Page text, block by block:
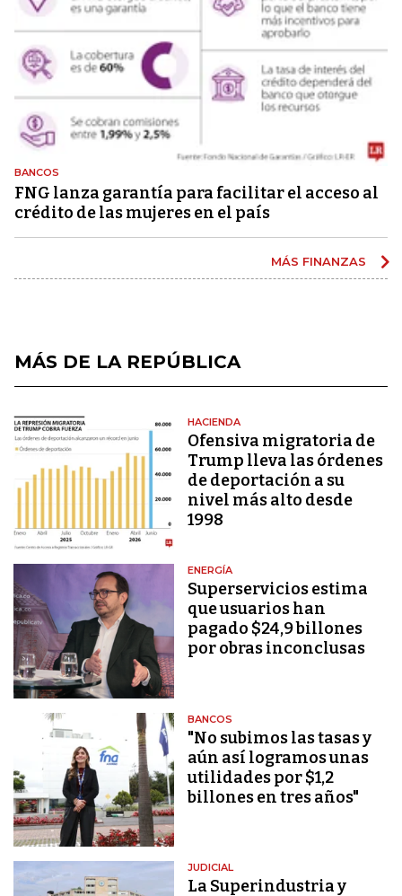
BANCOS
FNG lanza garantía para facilitar el acceso al
crédito de las mujeres en el país
MÁS FINANZAS
MÁS DE LA REPÚBLICA
HACIENDA
Ofensiva migratoria de
Trump lleva las órdenes
de deportación a su
nivel más alto desde
1998
ENERGÍA
Superservicios estima
que usuarios han
pagado $24,9 billones
por obras inconclusas
BANCOS
"No subimos las tasas y
aún así logramos unas
utilidades por $1,2
billones en tres años"
JUDICIAL
La Superindustria y